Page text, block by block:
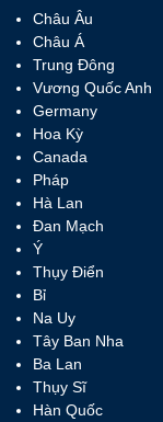
Châu Âu
Châu Á
Trung Đông
Vương Quốc Anh
Germany
Hoa Kỳ
Canada
Pháp
Hà Lan
Đan Mạch
Ý
Thụy Điển
Bỉ
Na Uy
Tây Ban Nha
Ba Lan
Thụy Sĩ
Hàn Quốc